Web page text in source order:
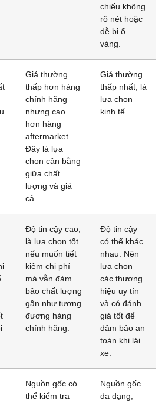
chiếu không
rõ nét hoặc
dễ bị ố
vàng.
Giá thường
thấp hơn hàng
chính hãng
nhưng cao
hơn hàng
aftermarket.
Đây là lựa
chọn cân bằng
giữa chất
lượng và giá
cả.
Giá thường
thấp nhất, là
lựa chọn
kinh tế.
Độ tin cậy cao,
là lựa chọn tốt
nếu muốn tiết
kiệm chi phí
mà vẫn đảm
bảo chất lượng
gần như tương
đương hàng
chính hãng.
Độ tin cậy
có thể khác
nhau. Nên
lựa chọn
các thương
hiệu uy tín
và có đánh
giá tốt để
đảm bảo an
toàn khi lái
xe.
Nguồn gốc có
thể kiểm tra
Nguồn gốc
đa dạng,